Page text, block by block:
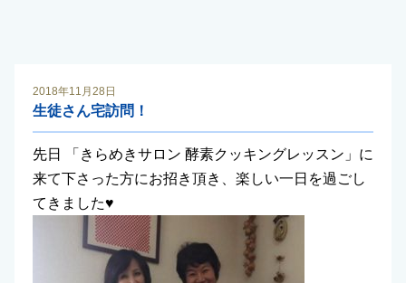
2018年11月28日
生徒さん宅訪問！
先日 「きらめきサロン 酵素クッキングレッスン」に
来て下さった方にお招き頂き、楽しい一日を過ごし
てきました♥️